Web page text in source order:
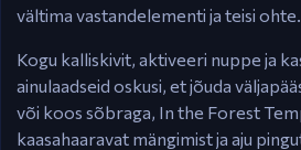
vältima vastandelementi ja teisi ohte.
Kogu kalliskivit, aktiveeri nuppe ja
ainulaadseid oskusi, et jõuda
või koos sõbraga, In the Forest
kaasahaaravat mängimist ja aju